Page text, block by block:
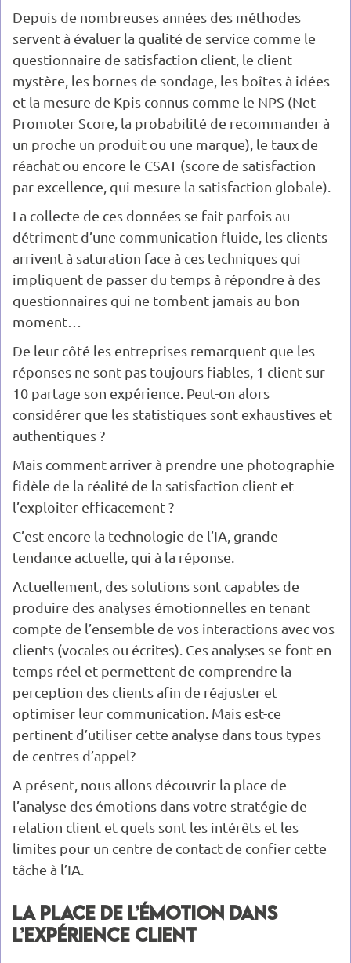
Depuis de nombreuses années des méthodes
servent à évaluer la qualité de service comme le
questionnaire de satisfaction client, le client
mystère, les bornes de sondage, les boîtes à idées
et la mesure de Kpis connus comme le NPS (Net
Promoter Score, la probabilité de recommander à
un proche un produit ou une marque), le taux de
réachat ou encore le CSAT (score de satisfaction
par excellence, qui mesure la satisfaction globale).
La collecte de ces données se fait parfois au
détriment d’une communication fluide, les clients
arrivent à saturation face à ces techniques qui
impliquent de passer du temps à répondre à des
questionnaires qui ne tombent jamais au bon
moment…
De leur côté les entreprises remarquent que les
réponses ne sont pas toujours fiables, 1 client sur
10 partage son expérience. Peut-on alors
considérer que les statistiques sont exhaustives et
authentiques ?
Mais comment arriver à prendre une photographie
fidèle de la réalité de la satisfaction client et
l’exploiter efficacement ?
C’est encore la technologie de l’IA, grande
tendance actuelle, qui à la réponse.
Actuellement, des solutions sont capables de
produire des analyses émotionnelles en tenant
compte de l’ensemble de vos interactions avec vos
clients (vocales ou écrites). Ces analyses se font en
temps réel et permettent de comprendre la
perception des clients afin de réajuster et
optimiser leur communication. Mais est-ce
pertinent d’utiliser cette analyse dans tous types
de centres d’appel?
A présent, nous allons découvrir la place de
l’analyse des émotions dans votre stratégie de
relation client et quels sont les intérêts et les
limites pour un centre de contact de confier cette
tâche à l’IA.
La place de l’émotion dans
l’expérience client